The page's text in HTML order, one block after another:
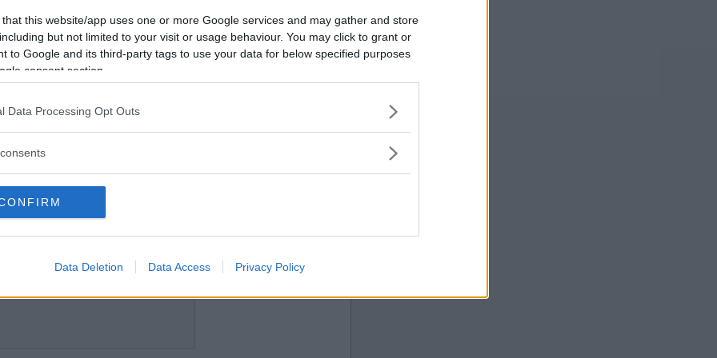
that this website/app uses one or more Google services and may gather and store
but not limited to your visit or usage behaviour. You may click to grant or
to Google and its third-party tags to use your data for below specified purposes
consent section.
Data Processing Opt Outs
Data Deletion Data Access Privacy Policy
Vill du bli
medlem?